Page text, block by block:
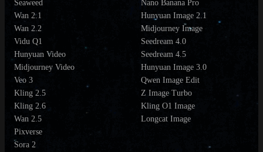
Seaweed
Wan 2.1
Wan 2.2
Vidu Q1
Hunyuan Video
Midjourney Video
Veo 3
Kling 2.5
Kling 2.6
Wan 2.5
Pixverse
Sora 2
Nano Banana Pro
Hunyuan Image 2.1
Midjourney Image
Seedream 4.0
Seedream 4.5
Hunyuan Image 3.0
Qwen Image Edit
Z Image Turbo
Kling O1 Image
Longcat Image